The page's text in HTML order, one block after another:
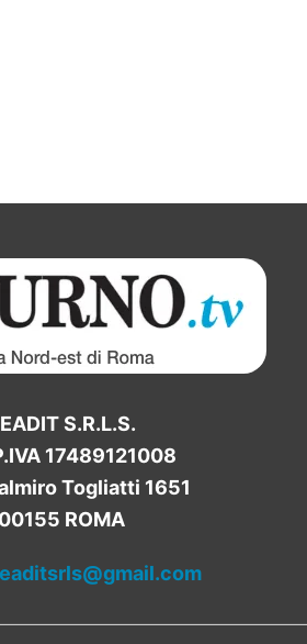
S.R.L.S.
17489121008
Togliatti 1651
00155 ROMA